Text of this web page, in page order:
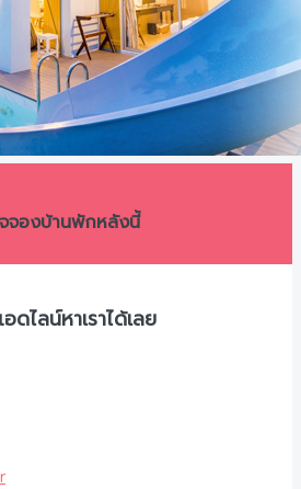
จองบ้านพักหลังนี้
ดไลน์หาเราได้เลย